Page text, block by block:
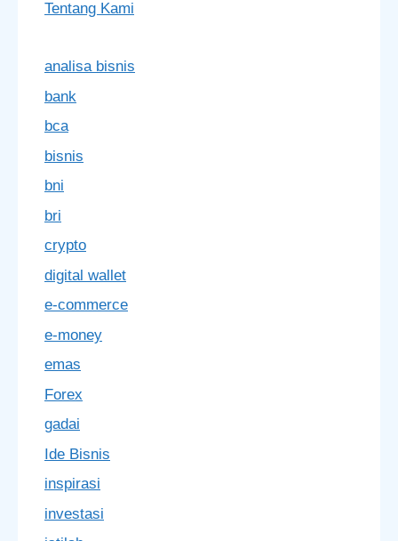
Tentang Kami
analisa bisnis
bank
bca
bisnis
bni
bri
crypto
digital wallet
e-commerce
e-money
emas
Forex
gadai
Ide Bisnis
inspirasi
investasi